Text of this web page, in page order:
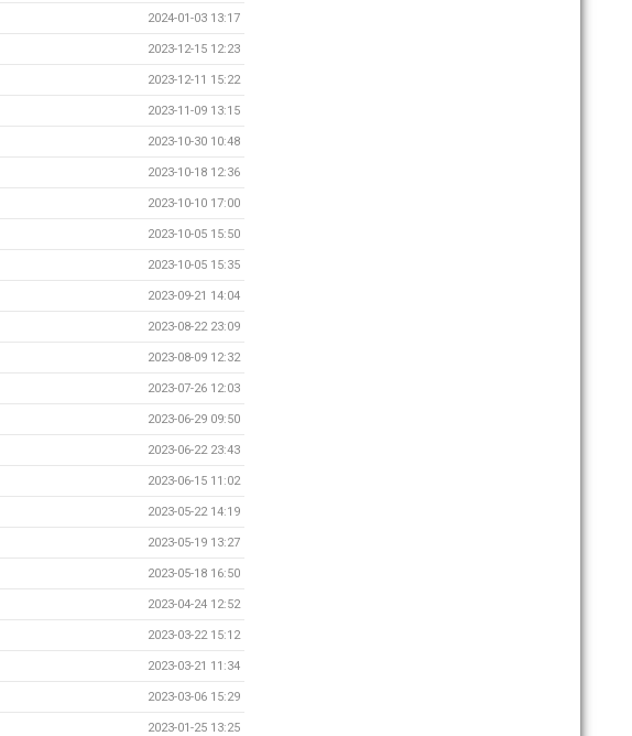
2024-01-03 13:17
2023-12-15 12:23
2023-12-11 15:22
2023-11-09 13:15
2023-10-30 10:48
2023-10-18 12:36
2023-10-10 17:00
2023-10-05 15:50
2023-10-05 15:35
2023-09-21 14:04
2023-08-22 23:09
2023-08-09 12:32
2023-07-26 12:03
2023-06-29 09:50
2023-06-22 23:43
2023-06-15 11:02
2023-05-22 14:19
2023-05-19 13:27
2023-05-18 16:50
2023-04-24 12:52
2023-03-22 15:12
2023-03-21 11:34
2023-03-06 15:29
2023-01-25 13:25